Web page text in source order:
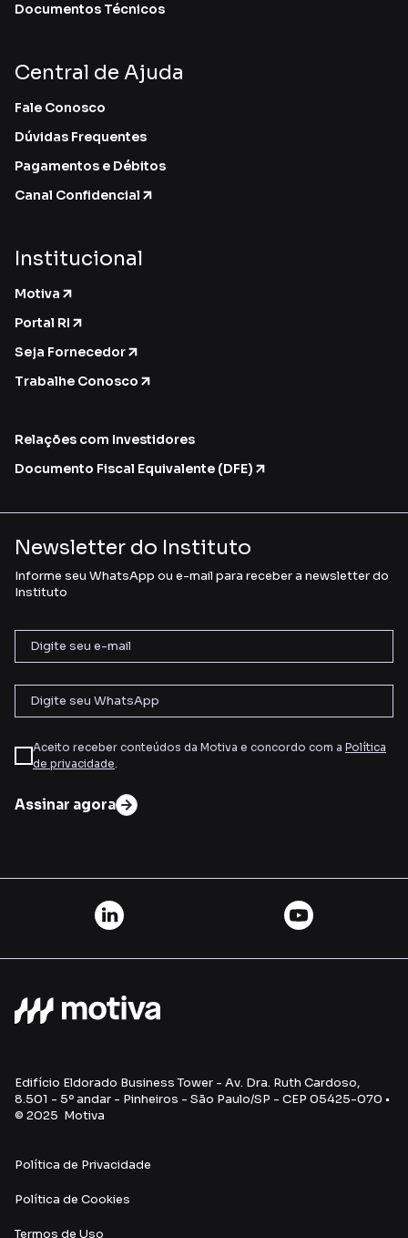
Documentos Técnicos
Central de Ajuda
Fale Conosco
Dúvidas Frequentes
Pagamentos e Débitos
Canal Confidencial
Institucional
Motiva
Portal RI
Seja Fornecedor
Trabalhe Conosco
Relações com Investidores
Documento Fiscal Equivalente (DFE)
Newsletter do Instituto
Informe seu WhatsApp ou e-mail para receber a newsletter do
Instituto
Aceito receber conteúdos da Motiva e concordo com a Política
de privacidade.
Assinar agora
Edifício Eldorado Business Tower - Av. Dra. Ruth Cardoso,
8.501 - 5º andar - Pinheiros - São Paulo/SP - CEP 05425-070 •
© 2025 Motiva
Política de Privacidade
Política de Cookies
Termos de Uso